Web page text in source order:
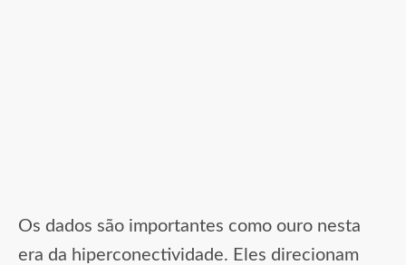
Os dados são importantes como ouro nesta
era da hiperconectividade. Eles direcionam